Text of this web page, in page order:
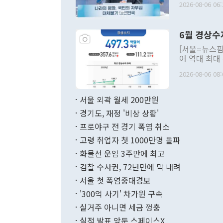
발언 중에는
주의적 희망
관의 대북
관 부처 장
관의 무리한
다. [정동영 통일부 장관이 지난달 23일 오후 서울 종로구 정부서울청사에
무너졌다고
함께 4자 대
2026-08-06
6월 경상
[서울=뉴스
어 역대 최
료=한국은행] 한국은행이 6일 발표한 '2026년 6월 국제수지(잠정)'
며 월간 기
196.9% 급
수출은
2026-08-06
서울 외곽 월세 200만원
경기도, 재정 '비상 상황'
프로야구 전 경기 폭염 취소
고령 취업자 첫 1000만명 돌파
화물선 운임 3주만에 최고
검찰 수사권, 72년만에 막 내려
서울 첫 폭염중대경보
'300억 사기' 차가원 구속
실거주 아니면 세금 껑충
실적 발표 앞둔 스페이스X